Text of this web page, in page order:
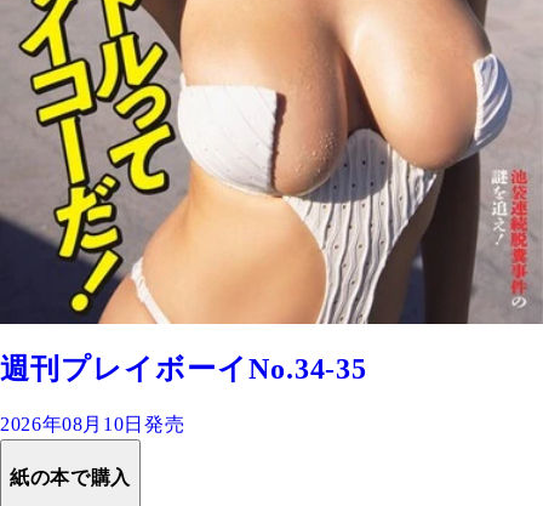
週刊プレイボーイNo.34-35
2026年08月10日発売
紙の本で購入